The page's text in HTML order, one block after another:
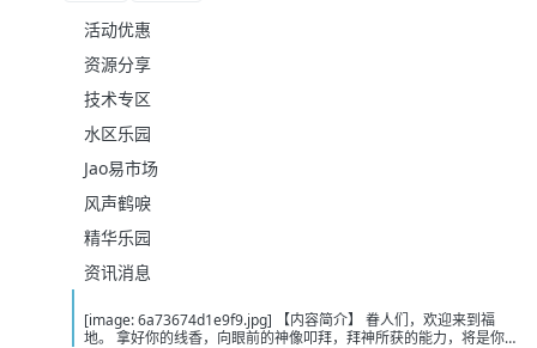
活动优惠
资源分享
技术专区
水区乐园
Jao易市场
风声鹤唳
精华乐园
资讯消息
[image: 6a73674d1e9f9.jpg] 【内容简介】 眷人们，欢迎来到福
地。 拿好你的线香，向眼前的神像叩拜，拜神所获的能力，将是你们